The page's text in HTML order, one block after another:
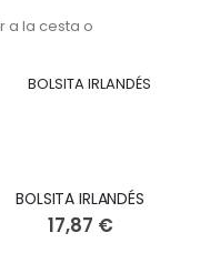
a la cesta o
BOLSITA IRLANDÉS
17,87 €